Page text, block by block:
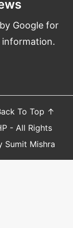
Google for
To Top ↑
- All Rights
Sumit Mishra